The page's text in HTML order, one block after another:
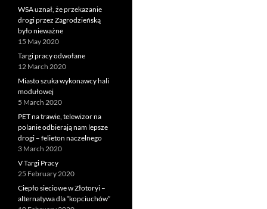
WSA uznał, że przekazanie
drogi przez Zagrodzieńską
było nieważne
15 May 2020
Targi pracy odwołane
12 March 2020
Miasto szuka wykonawcy hali
modułowej
5 March 2020
PET na trawie, telewizor na
polanie odbierają nam lepsze
drogi – felieton naczelnego
3 March 2020
V Targi Pracy
25 February 2020
Ciepło sieciowe w Złotoryi –
alternatywa dla “kopciuchów”